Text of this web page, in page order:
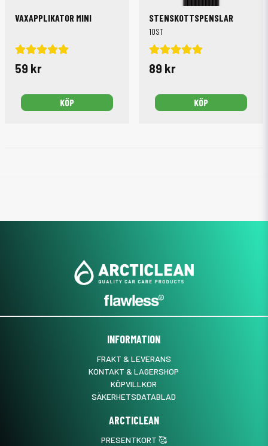
VAXAPPLIKATOR MINI
59 kr
KÖP
STENSKOTTSPENSLAR
10ST
89 kr
KÖP
INFORMATION
FRAKT & LEVERANS
KONTAKT & LAGERSHOP
KÖPVILLKOR
SÄKERHETSDATABLAD
ARCTICLEAN
PRESENTKORT 🥰